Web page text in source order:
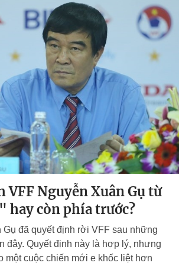
VFF Nguyễn Xuân Gụ từ
hay còn phía trước?
Gụ đã quyết định rời VFF sau những
đây. Quyết định này là hợp lý, nhưng
một cuộc chiến mới e khốc liệt hơn